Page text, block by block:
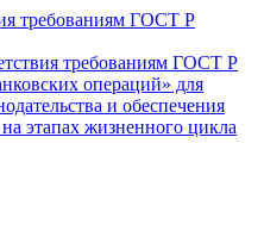
требованиям ГОСТ Р
требованиям ГОСТ Р
операций» для
и обеспечения
этапах жизненного цикла